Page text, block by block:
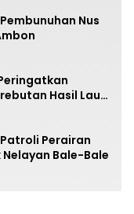
Nus
Hasil Laut
Perairan
Bale-Bale